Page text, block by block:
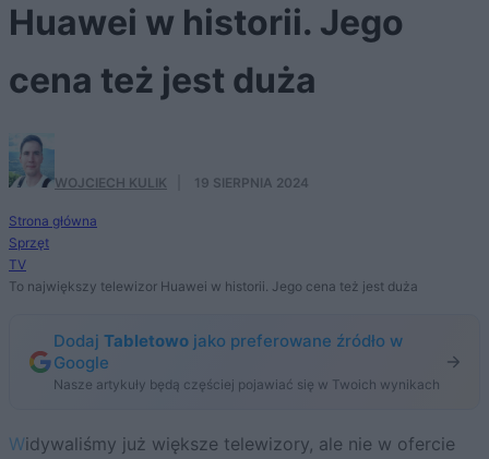
Huawei w historii. Jego
cena też jest duża
WOJCIECH KULIK 19 SIERPNIA 2024
Strona główna
Sprzęt
TV
To największy telewizor Huawei w historii. Jego cena też jest duża
Dodaj Tabletowo jako preferowane źródło w
Google
Nasze artykuły będą częściej pojawiać się w Twoich wynikach
Widywaliśmy już większe telewizory, ale nie w ofercie